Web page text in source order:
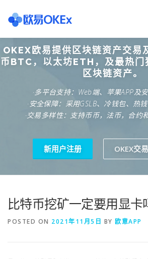
content
欧意交易所 关于欧意OKX 欧意
欧意注册网址 欧意交易下载 欧
OKEX欧易提供区块链资产交易
币BTC，以太坊ETH，及最热门
区块链资产。
·多平台支持：Web端、苹果APP及
·安全保障：采用GSLB、冷钱包、热
·交易多样性：支持币币，法币，合约
新用户注册 OKEX交
比特币挖矿一定要用显卡
POSTED ON 2021年11月5日 BY 欧意APP